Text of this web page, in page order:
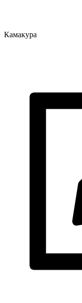
Камакура